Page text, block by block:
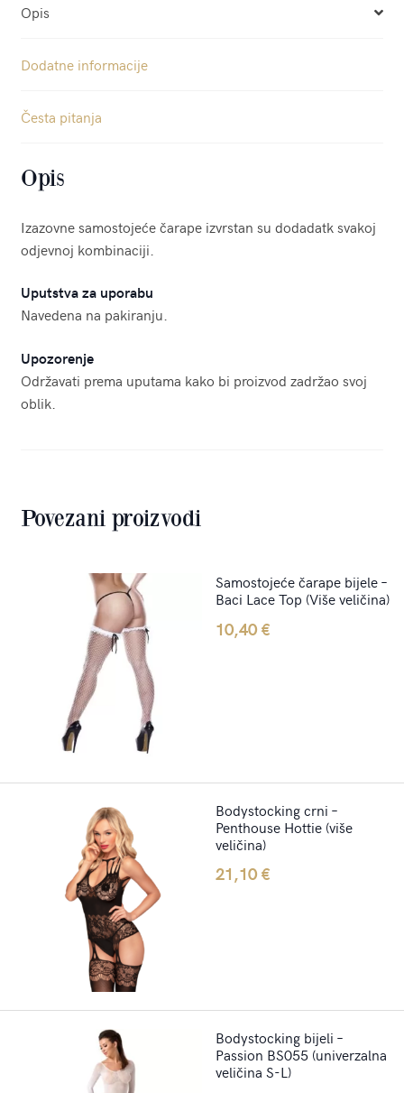
Opis
Dodatne informacije
Česta pitanja
Opis
Izazovne samostojeće čarape izvrstan su dodadatk svakoj
odjevnoj kombinaciji.
Uputstva za uporabu
Navedena na pakiranju.
Upozorenje
Održavati prema uputama kako bi proizvod zadržao svoj
oblik.
Povezani proizvodi
Samostojeće čarape bijele –
Baci Lace Top (Više veličina)
10,40€
Bodystocking crni –
Penthouse Hottie (više
veličina)
21,10€
Bodystocking bijeli –
Passion BS055 (univerzalna
veličina S-L)